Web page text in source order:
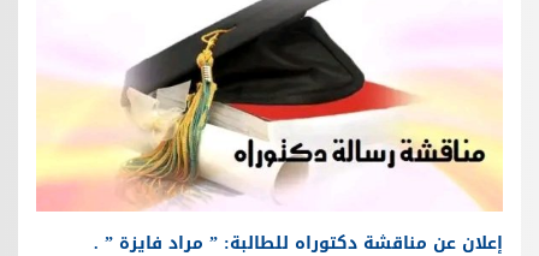
إعلان عن مناقشة دكتوراه للطالبة: ” مراد فايزة ” .